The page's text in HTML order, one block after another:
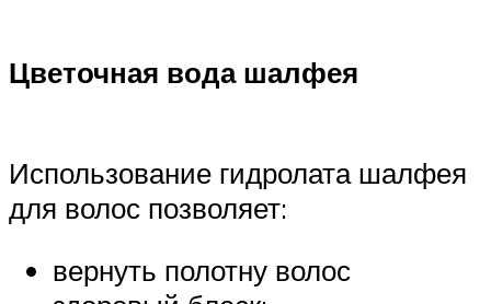
Цветочная вода шалфея
Использование гидролата шалфея
для волос позволяет:
вернуть полотну волос